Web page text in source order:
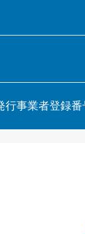
行事業者登録番